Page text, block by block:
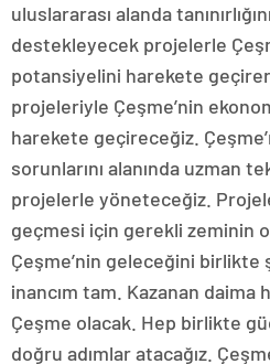
uluslararası alanda
destekleyecek projelerle
potansiyelini harekete
projeleriyle Çeşme’nin
harekete geçireceğiz.
sorunlarını alanında uzman
projelerle yöneteceğiz.
geçmesi için gerekli zeminin
Çeşme’nin geleceğini
inancım tam. Kazanan daima
Çeşme olacak. Hep birlikte
doğru adımlar atacağız.